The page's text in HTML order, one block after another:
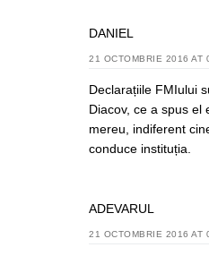
DANIEL
21 OCTOMBRIE 2016 AT
Declarațiile FMIului
Diacov, ce a spus el
mereu, indiferent
conduce instituția.
ADEVARUL
21 OCTOMBRIE 2016 AT